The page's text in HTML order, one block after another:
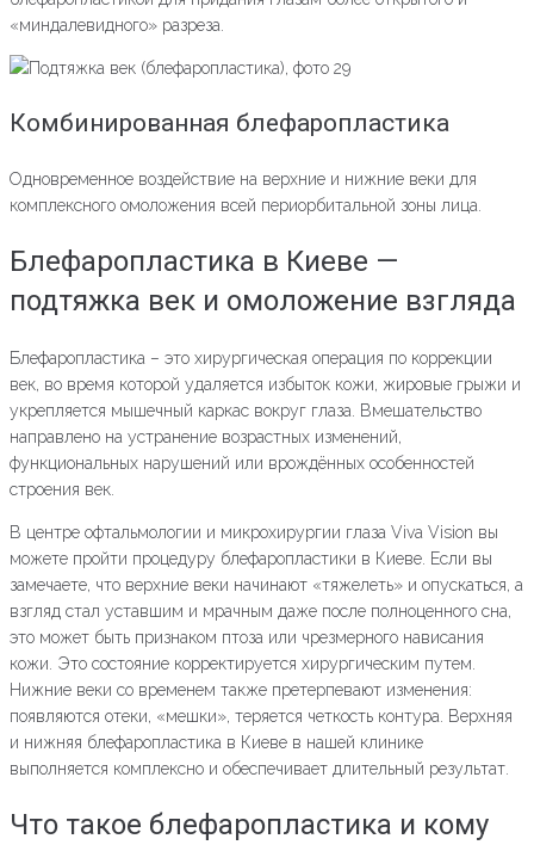
«миндалевидного» разреза.
Комбинированная блефаропластика
Одновременное воздействие на верхние и нижние веки для
комплексного омоложения всей периорбитальной зоны лица.
Блефаропластика в Киеве —
подтяжка век и омоложение взгляда
Блефаропластика – это хирургическая операция по коррекции
век, во время которой удаляется избыток кожи, жировые грыжи и
укрепляется мышечный каркас вокруг глаза. Вмешательство
направлено на устранение возрастных изменений,
функциональных нарушений или врождённых особенностей
строения век.
В центре офтальмологии и микрохирургии глаза Viva Vision вы
можете пройти процедуру блефаропластики в Киеве. Если вы
замечаете, что верхние веки начинают «тяжелеть» и опускаться, а
взгляд стал уставшим и мрачным даже после полноценного сна,
это может быть признаком птоза или чрезмерного нависания
кожи. Это состояние корректируется хирургическим путем.
Нижние веки со временем также претерпевают изменения:
появляются отеки, «мешки», теряется четкость контура. Верхняя
и нижняя блефаропластика в Киеве в нашей клинике
выполняется комплексно и обеспечивает длительный результат.
Что такое блефаропластика и кому